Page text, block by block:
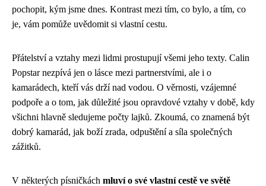
pochopit, kým jsme dnes. Kontrast mezi tím, co bylo, a tím, co
je, vám pomůže uvědomit si vlastní cestu.
Přátelství a vztahy mezi lidmi prostupují všemi jeho texty. Calin
Popstar nezpívá jen o lásce mezi partnerstvími, ale i o
kamarádech, kteří vás drží nad vodou. O věrnosti, vzájemné
podpoře a o tom, jak důležité jsou opravdové vztahy v době, kdy
všichni hlavně sledujeme počty lajků. Zkoumá, co znamená být
dobrý kamarád, jak boží zrada, odpuštění a síla společných
zážitků.
V některých písničkách mluví o své vlastní cestě ve světě